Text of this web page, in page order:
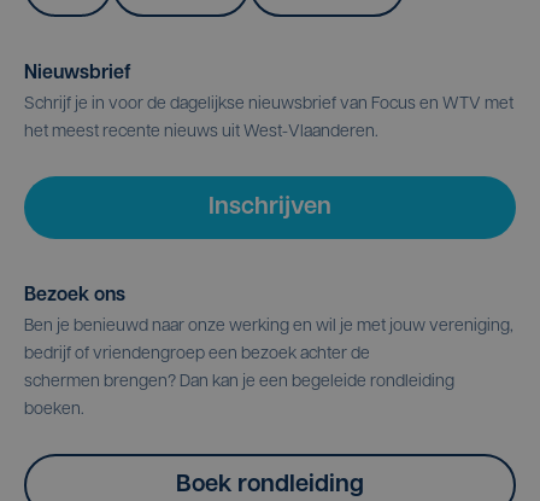
Nieuwsbrief
Schrijf je in voor de dagelijkse nieuwsbrief van Focus en WTV met
het meest recente nieuws uit West-Vlaanderen.
Inschrijven
Bezoek ons
Ben je benieuwd naar onze werking en wil je met jouw vereniging,
bedrijf of vriendengroep een bezoek achter de
schermen brengen? Dan kan je een begeleide rondleiding
boeken.
Boek rondleiding